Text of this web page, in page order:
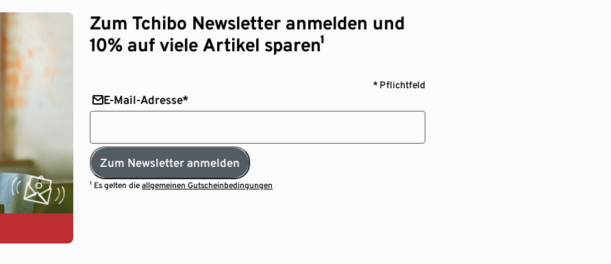
Zum Tchibo Newsletter anmelden und
10% auf viele Artikel sparen¹
* Pflichtfeld
E-Mail-Adresse*
Zum Newsletter anmelden
¹ Es gelten dieallgemeinen Gutscheinbedingungen